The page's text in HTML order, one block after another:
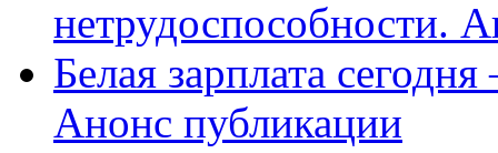
нетрудоспособности.
Белая зарплата
Анонс публикации